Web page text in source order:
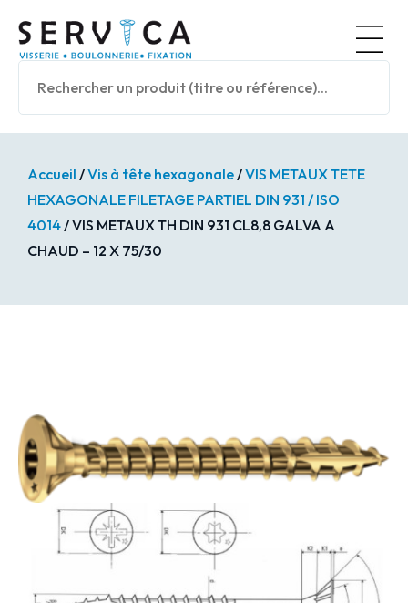
Accueil /Vis à tête hexagonale/VIS METAUX TETE
HEXAGONALE FILETAGE PARTIEL DIN 931 / ISO
4014/ VIS METAUX TH DIN 931 CL8,8 GALVA A
CHAUD – 12 X 75/30